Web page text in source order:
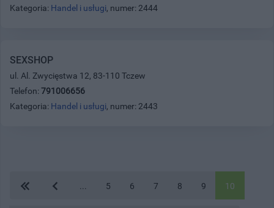
Kategoria: Handel i usługi, numer: 2444
SEXSHOP
ul. Al. Zwycięstwa 12, 83-110 Tczew
Telefon: 791006656
Kategoria: Handel i usługi, numer: 2443
5 6 7 8 9 10